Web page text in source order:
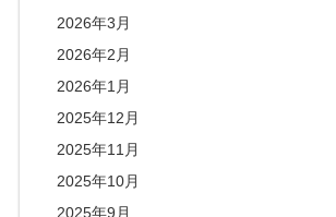
2026年3月
2026年2月
2026年1月
2025年12月
2025年11月
2025年10月
2025年9月